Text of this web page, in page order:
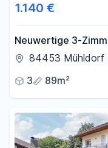
1.140 €
Neuwertige 3-
EBK und eigenem
84453 Mühldorf
3
89m²